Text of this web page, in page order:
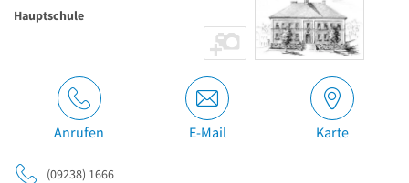
Hauptschule
Anrufen E-Mail Karte
(09238) 1666